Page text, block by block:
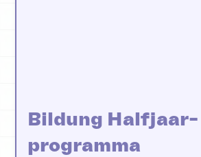
Bildung Halfjaar-
programma